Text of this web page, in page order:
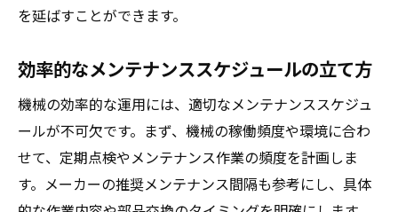
を延ばすことができます。
効率的なメンテナンススケジュールの立て方
機械の効率的な運用には、適切なメンテナンススケジュ
ールが不可欠です。まず、機械の稼働頻度や環境に合わ
せて、定期点検やメンテナンス作業の頻度を計画しま
す。メーカーの推奨メンテナンス間隔も参考にし、具体